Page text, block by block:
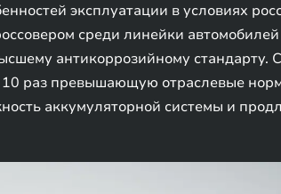
эксплуатации в условиях
среди линейки
антикоррозийному стандарту.
10 раз превышающую отраслевые
аккумуляторной системы и